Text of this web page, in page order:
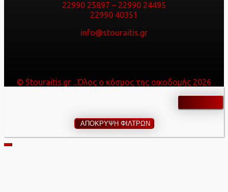
22990 25897 – 22990 24495
22990 40351
info@stouraitis.gr
© Stouraitis.gr ...Όλος ο κόσμος της οικοδομής 2026
ΑΠΟΚΡΥΨΗ ΦΙΛΤΡΩΝ